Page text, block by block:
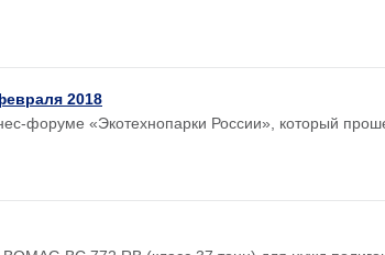
2018
форуме «Экотехнопарки России», который